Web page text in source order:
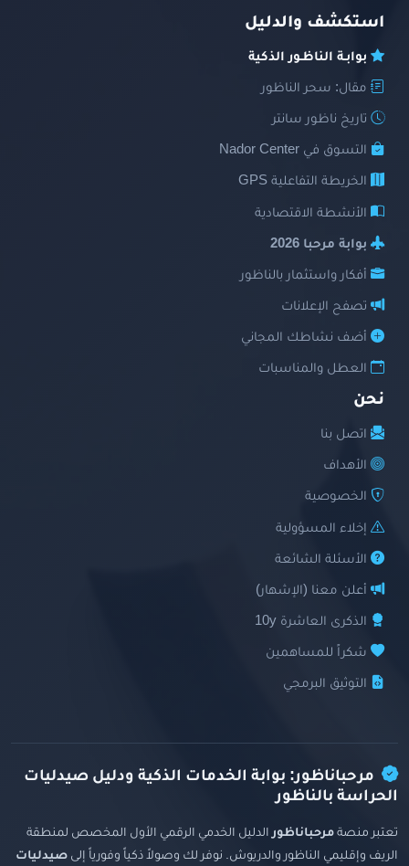
استكشف والدليل
بوابـة الناظـور الذكية
مقال: سحر الناظور
تاريخ ناظور سانتر
التسوق في Nador Center
الخريطة التفاعلية GPS
الأنشطة الاقتصادية
بوابة مرحبا 2026
أفكار واستثمار بالناظور
تصفح الإعلانات
أضف نشاطك المجاني
العطل والمناسبات
نحن
اتصل بنا
الأهداف
الخصوصية
إخلاء المسؤولية
الأسئلة الشائعة
أعلن معنا (الإشهار)
الذكرى العاشرة 10y
شكراً للمساهمين
التوثيق البرمجي
مرحباناظور: بوابة الخدمات الذكية ودليل صيدليات
الحراسة بالناظور
تعتبر منصة مرحباناظورالدليل الخدمي الرقمي الأول المخصص لمنطقة
الريف وإقليمي الناظور والدريوش. نوفر لك وصولاً ذكياً وفورياً إلى صيدليات